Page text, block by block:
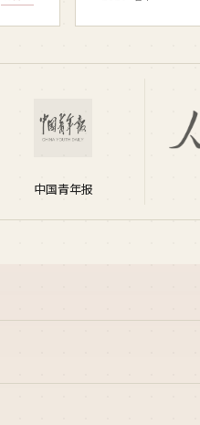
中国青年报